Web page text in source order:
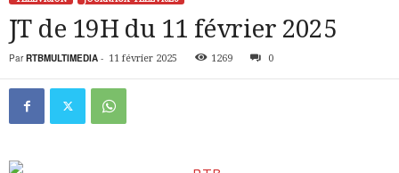
JT de 19H du 11 février 2025
Par RTBMULTIMEDIA - 11 février 2025 1269 0